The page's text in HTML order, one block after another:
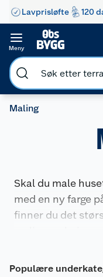
Lavprisløfte 120
Meny
Maling
Skal du male
med en ny farge
finner du det
Populære